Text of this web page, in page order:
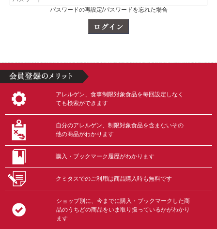
パスワードの再設定/パスワードを忘れた場合
アレルゲン、食事制限対象食品を毎回設定しなく
ても検索ができます
自分のアレルゲン、制限対象食品を含まないその
他の商品がわかります
購入・ブックマーク履歴がわかります
クミタスでのご利用は商品購入時も無料です
ショップ別に、今までに購入・ブックマークした商
品のうちどの商品をいま取り扱っているかがわかり
ます